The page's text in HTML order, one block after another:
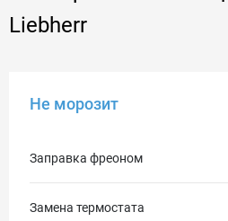
Liebherr
Не морозит
Заправка фреоном
Замена термостата